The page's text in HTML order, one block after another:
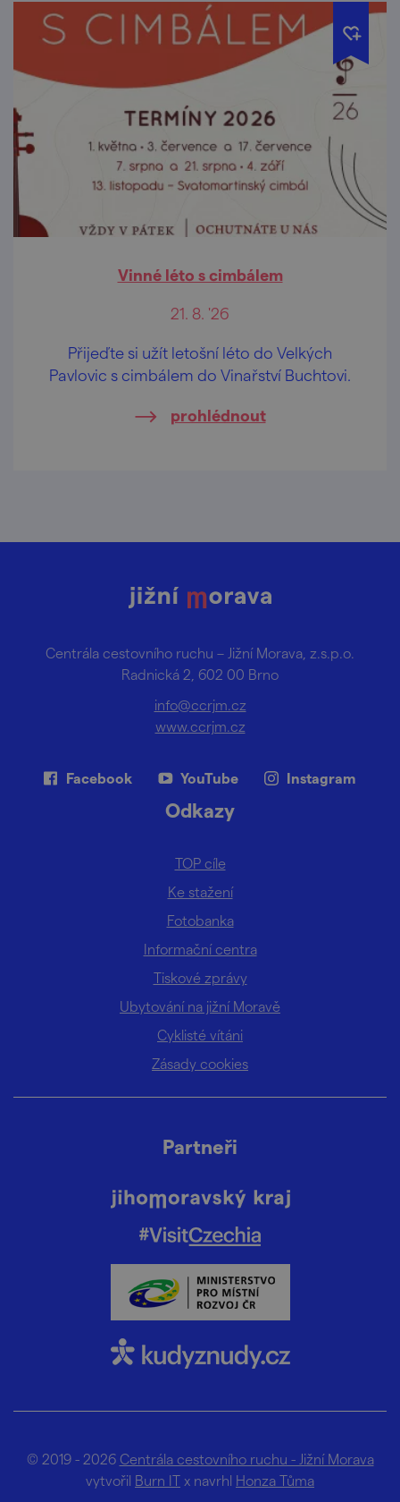
Vinné léto s cimbálem
21. 8. '26
Přijeďte si užít letošní léto do Velkých
Pavlovic s cimbálem do Vinařství Buchtovi.
prohlédnout
Centrála cestovního ruchu – Jižní Morava, z.s.p.o.
Radnická 2, 602 00 Brno
info@ccrjm.cz
www.ccrjm.cz
Facebook YouTube Instagram
Odkazy
TOP cíle
Ke stažení
Fotobanka
Informační centra
Tiskové zprávy
Ubytování na jižní Moravě
Cyklisté vítáni
Zásady cookies
Partneři
© 2019 - 2026 Centrála cestovního ruchu - Jižní Morava
vytvořil Burn IT x navrhl Honza Tůma